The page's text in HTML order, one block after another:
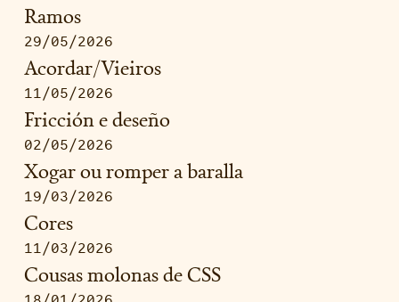
Ramos
29/05/2026
Acordar/Vieiros
11/05/2026
Fricción e deseño
02/05/2026
Xogar ou romper a baralla
19/03/2026
Cores
11/03/2026
Cousas molonas de CSS